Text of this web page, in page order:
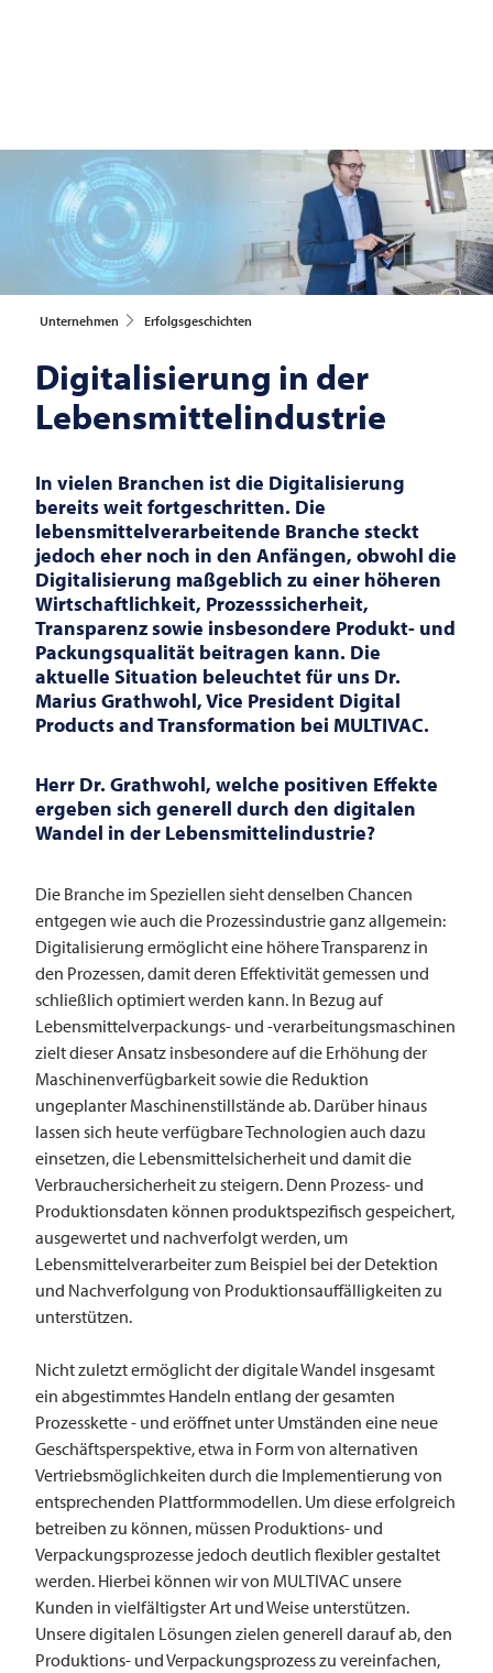
Unternehmen Erfolgsgeschichten
Digitalisierung in der
Lebensmittelindustrie
In vielen Branchen ist die Digitalisierung
bereits weit fortgeschritten. Die
lebensmittelverarbeitende Branche steckt
jedoch eher noch in den Anfängen, obwohl die
Digitalisierung maßgeblich zu einer höheren
Wirtschaftlichkeit, Prozesssicherheit,
Transparenz sowie insbesondere Produkt- und
Packungsqualität beitragen kann. Die
aktuelle Situation beleuchtet für uns Dr.
Marius Grathwohl, Vice President Digital
Products and Transformation bei MULTIVAC.
Herr Dr. Grathwohl, welche positiven Effekte
ergeben sich generell durch den digitalen
Wandel in der Lebensmittelindustrie?
Die Branche im Speziellen sieht denselben Chancen
entgegen wie auch die Prozessindustrie ganz allgemein:
Digitalisierung ermöglicht eine höhere Transparenz in
den Prozessen, damit deren Effektivität gemessen und
schließlich optimiert werden kann. In Bezug auf
Lebensmittelverpackungs- und -verarbeitungsmaschinen
zielt dieser Ansatz insbesondere auf die Erhöhung der
Maschinenverfügbarkeit sowie die Reduktion
ungeplanter Maschinenstillstände ab. Darüber hinaus
lassen sich heute verfügbare Technologien auch dazu
einsetzen, die Lebensmittelsicherheit und damit die
Verbrauchersicherheit zu steigern. Denn Prozess- und
Produktionsdaten können produktspezifisch gespeichert,
ausgewertet und nachverfolgt werden, um
Lebensmittelverarbeiter zum Beispiel bei der Detektion
und Nachverfolgung von Produktionsauffälligkeiten zu
unterstützen.
Nicht zuletzt ermöglicht der digitale Wandel insgesamt
ein abgestimmtes Handeln entlang der gesamten
Prozesskette - und eröffnet unter Umständen eine neue
Geschäftsperspektive, etwa in Form von alternativen
Vertriebsmöglichkeiten durch die Implementierung von
entsprechenden Plattformmodellen. Um diese erfolgreich
betreiben zu können, müssen Produktions- und
Verpackungsprozesse jedoch deutlich flexibler gestaltet
werden. Hierbei können wir von MULTIVAC unsere
Kunden in vielfältigster Art und Weise unterstützen.
Unsere digitalen Lösungen zielen generell darauf ab, den
Produktions- und Verpackungsprozess zu vereinfachen,